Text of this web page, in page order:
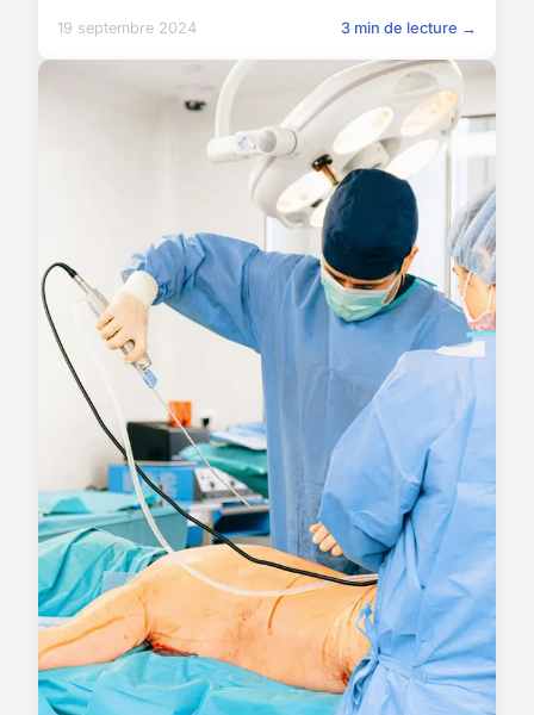
19 septembre 2024 3 min de lecture →